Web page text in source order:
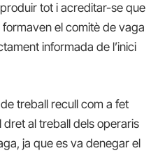
tot i acreditar-se que
el comitè de vaga
informada de l’inici
treball recull com a fet
al treball dels operaris
ja que es va denegar el